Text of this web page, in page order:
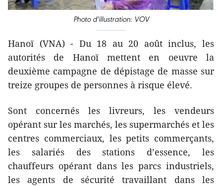
Photo d'illustration: VOV
Hanoï (VNA) - Du 18 au 20 août inclus, les
autorités de Hanoï mettent en oeuvre la
deuxième campagne de dépistage de masse sur
treize groupes de personnes à risque élevé.
Sont concernés les livreurs, les vendeurs
opérant sur les marchés, les supermarchés et les
centres commerciaux, les petits commerçants,
les salariés des stations d’essence, les
chauffeurs opérant dans les parcs industriels,
les agents de sécurité travaillant dans les